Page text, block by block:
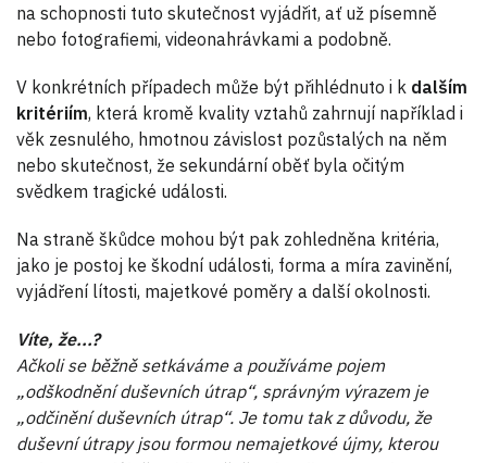
na schopnosti tuto skutečnost vyjádřit, ať už písemně
nebo fotografiemi, videonahrávkami a podobně.
V konkrétních případech může být přihlédnuto i k dalším
kritériím, která kromě kvality vztahů zahrnují například i
věk zesnulého, hmotnou závislost pozůstalých na něm
nebo skutečnost, že sekundární oběť byla očitým
svědkem tragické události.
Na straně škůdce mohou být pak zohledněna kritéria,
jako je postoj ke škodní události, forma a míra zavinění,
vyjádření lítosti, majetkové poměry a další okolnosti.
Víte, že...?
Ačkoli se běžně setkáváme a používáme pojem
„odškodnění duševních útrap“, správným výrazem je
„odčinění duševních útrap“. Je tomu tak z důvodu, že
duševní útrapy jsou formou nemajetkové újmy, kterou